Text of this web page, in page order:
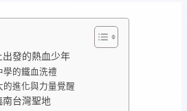
出發的熱血少年
學的鐵血洗禮
的進化與力量覺醒
南台灣聖地